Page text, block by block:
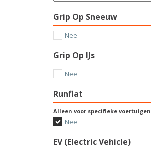
Grip Op Sneeuw
Nee
Grip Op IJs
Nee
Runflat
Alleen voor specifieke voertuigen
Nee
EV (Electric Vehicle)